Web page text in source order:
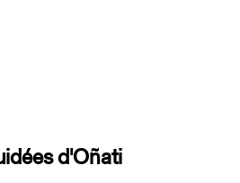
d'Oñati